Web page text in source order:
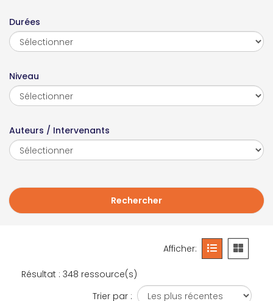
Durées
Niveau
Auteurs / Intervenants
Afficher:
Résultat : 348 ressource(s)
Trier par :